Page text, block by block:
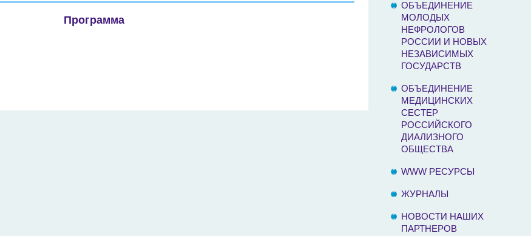
Программа
ОБЪЕДИНЕНИЕ
МОЛОДЫХ
НЕФРОЛОГОВ
РОССИИ И НОВЫХ
НЕЗАВИСИМЫХ
ГОСУДАРСТВ
ОБЪЕДИНЕНИЕ
МЕДИЦИНСКИХ
СЕСТЕР
РОССИЙСКОГО
ДИАЛИЗНОГО
ОБЩЕСТВА
WWW РЕСУРСЫ
ЖУРНАЛЫ
НОВОСТИ НАШИХ
ПАРТНЕРОВ